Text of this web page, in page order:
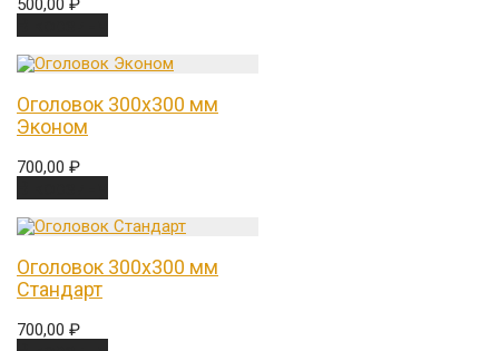
500,00 ₽
Оголовок 300х300 мм
Эконом
700,00 ₽
Оголовок 300х300 мм
Стандарт
700,00 ₽